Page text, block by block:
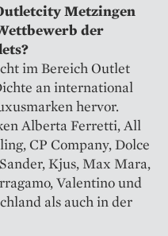
Metzingen
der
im Bereich Outlet
an international
hervor.
Alberta Ferretti, All
CP Company, Dolce
Kjus, Max Mara,
Valentino und
als auch in der